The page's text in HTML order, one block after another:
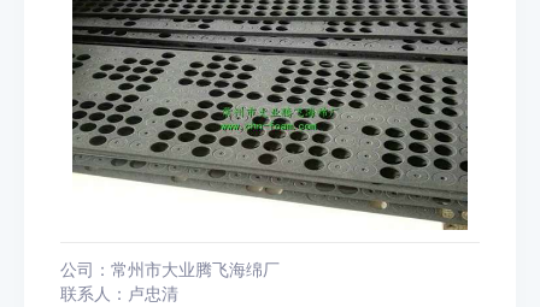
公司：常州市大业腾飞海绵厂
联系人：卢忠清